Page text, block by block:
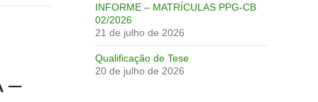
–
INFORME – MATRÍCULAS PPG-CB
02/2026
21 de julho de 2026
Qualificação de Tese
20 de julho de 2026